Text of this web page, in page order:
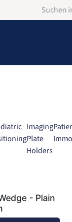
Imaging
Plate
Holders
- Plain